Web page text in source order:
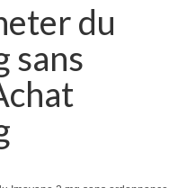
du
sans